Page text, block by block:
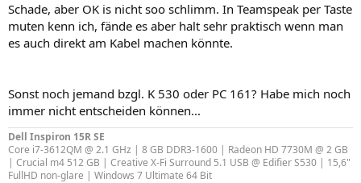
Schade, aber OK is nicht soo schlimm. In Teamspeak per Taste
muten kenn ich, fände es aber halt sehr praktisch wenn man
es auch direkt am Kabel machen könnte.
Sonst noch jemand bzgl. K 530 oder PC 161? Habe mich noch
immer nicht entscheiden können...
Dell Inspiron 15R SE
Core i7-3612QM @ 2.1 GHz | 8 GB DDR3-1600 | Radeon HD 7730M @ 2 GB
| Crucial m4 512 GB | Creative X-Fi Surround 5.1 USB @ Edifier S530 | 15,6"
FullHD non-glare | Windows 7 Ultimate 64 Bit